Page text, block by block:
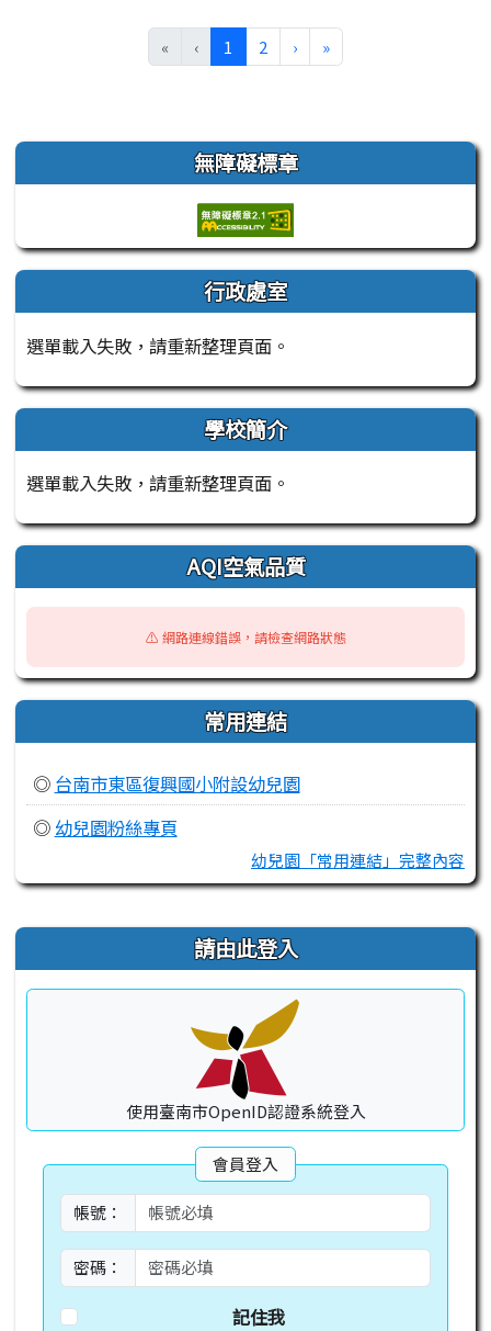
« ‹ 1 (目前頁次)
2 ›下一頁
»最後頁
左邊區域內容 無障礙標章
行政處室
選單載入失敗，請重新整理頁面。
學校簡介
選單載入失敗，請重新整理頁面。
AQI空氣品質
⚠️ 網路連線錯誤，請檢查網路狀態
常用連結
◎ 台南市東區復興國小附設幼兒園
◎ 幼兒園粉絲專頁
幼兒園「常用連結」完整內容
右邊區域內容 請由此登入
使用臺南市OpenID認證系統登入
會員登入
帳號：
密碼：
記住我